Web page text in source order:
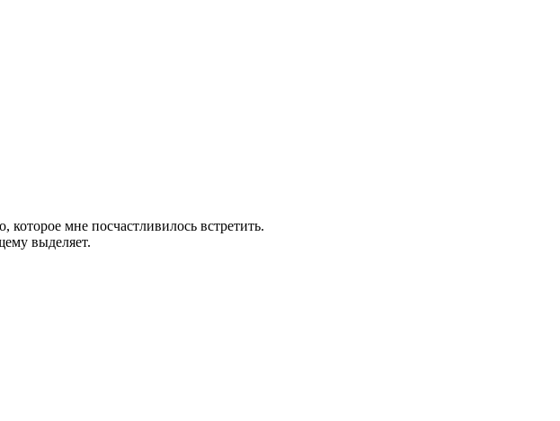
которое мне посчастливилось встретить.
выделяет.